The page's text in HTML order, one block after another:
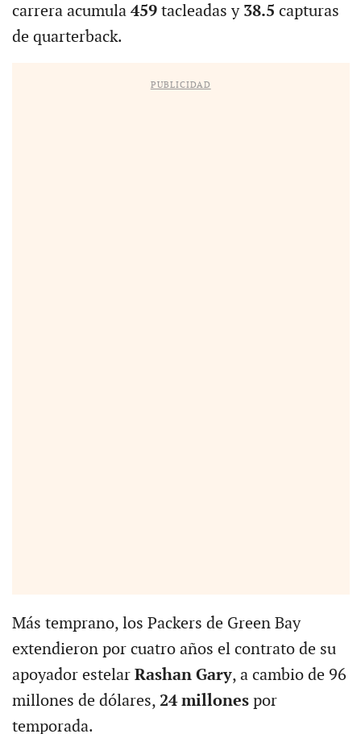
carrera acumula 459tacleadas y 38.5 capturas
de quarterback.
PUBLICIDAD
Más temprano, los Packers de Green Bay
extendieron por cuatro años el contrato de su
apoyador estelar Rashan Gary, a cambio de 96
millones de dólares, 24 millonespor
temporada.